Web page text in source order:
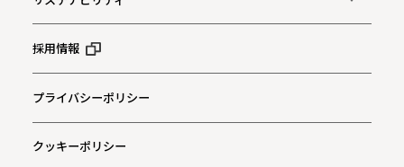
採用情報
プライバシーポリシー
クッキーポリシー